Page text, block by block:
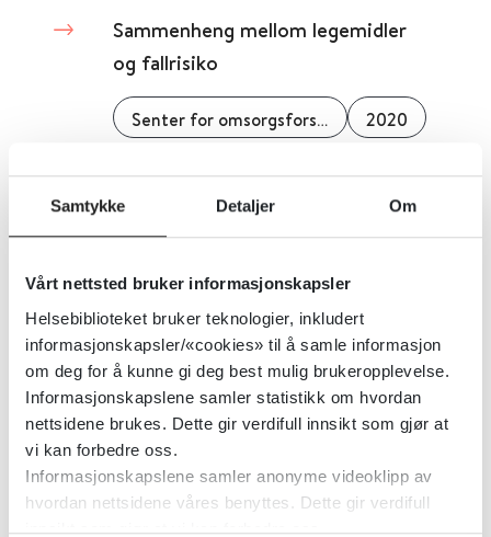
Samtykke Detaljer Om
Vårt nettsted bruker informasjonskapsler
Helsebiblioteket bruker teknologier, inkludert
informasjonskapsler/«cookies» til å samle informasjon
om deg for å kunne gi deg best mulig brukeropplevelse.
Informasjonskapslene samler statistikk om hvordan
nettsidene brukes. Dette gir verdifull innsikt som gjør at
vi kan forbedre oss.
Informasjonskapslene samler anonyme videoklipp av
hvordan nettsidene våres benyttes. Dette gir verdifull
innsikt som gjør at vi kan forbedre oss.
Sammenheng mellom legemidler
og fallrisiko
Senter for omsorgsforskning 2020
Samiske pasienter veksler mellom
samisk og norsk
Samarbeid på tvers